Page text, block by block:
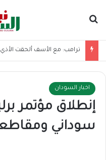
ترامب: مع الأسف ألحقت الأذي
اخبار السودان
إنطلاق مؤتمر
سوداني